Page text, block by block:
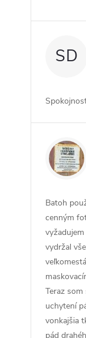
SD
ZW
Batoh
cenným
vydržal
Teraz
uchytení
vonkajšia
pád